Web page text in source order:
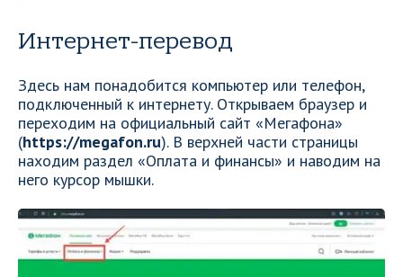
Интернет-перевод
Здесь нам понадобится компьютер или телефон,
подключенный к интернету. Открываем браузер и
переходим на официальный сайт «Мегафона»
(https://megafon.ru). В верхней части страницы
находим раздел «Оплата и финансы» и наводим на
него курсор мышки.